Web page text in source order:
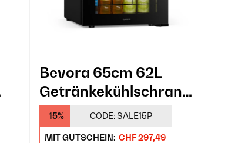
Bevora 65cm 62L
Getränkekühlschrank
mit Glastür Schwarz
-15% CODE:SALE15P
MIT GUTSCHEIN: CHF 297,49